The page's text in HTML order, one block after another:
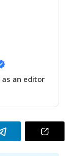
as an editor